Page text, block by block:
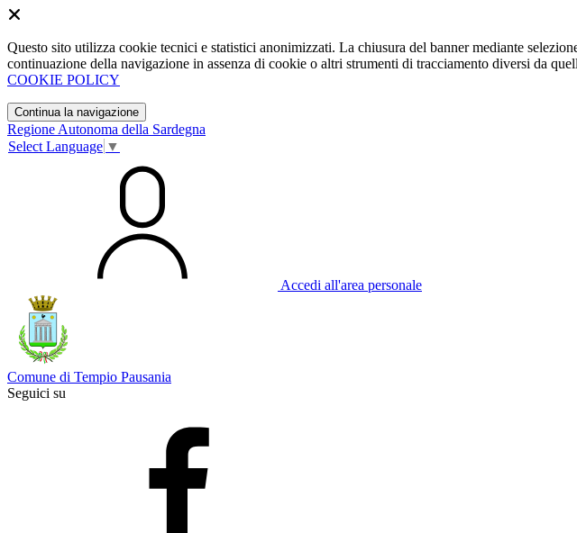
Questo sito utilizza cookie tecnici e statistici anonimizzati. La chiusura del banner mediante
continuazione della navigazione in assenza di cookie o altri strumenti di tracciamento diversi da
COOKIE POLICY
Continua la navigazione
Regione Autonoma della Sardegna
Select Language ▼
Accedi all'area personale
Comune di Tempio Pausania
Seguici su